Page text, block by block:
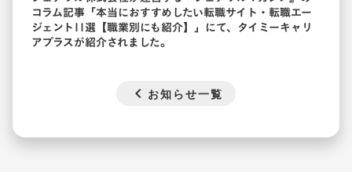
コラム記事「本当におすすめしたい転職サイト・転職エー
ジェント11選【職業別にも紹介】 」にて、タイミーキャリ
アプラスが紹介されました。
chevron_left お知らせ一覧